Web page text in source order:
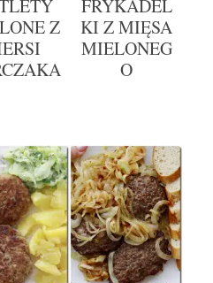
Z
FRYKADEL
KI Z MIĘSA
MIELONEG
O